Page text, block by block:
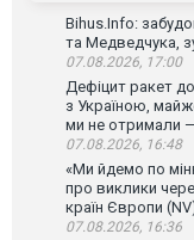
Bihus.Info:
та Медведчука,
07.08.2026, 17:00
Дефіцит ракет до
з Україною,
ми не отримали
07.08.2026, 16:48
«Ми йдемо по
про виклики
країн Європи
07.08.2026, 16:36